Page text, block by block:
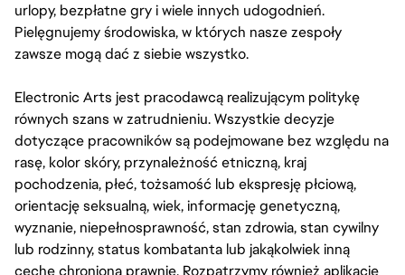
urlopy, bezpłatne gry i wiele innych udogodnień.
Pielęgnujemy środowiska, w których nasze zespoły
zawsze mogą dać z siebie wszystko.
Electronic Arts jest pracodawcą realizującym politykę
równych szans w zatrudnieniu. Wszystkie decyzje
dotyczące pracowników są podejmowane bez względu na
rasę, kolor skóry, przynależność etniczną, kraj
pochodzenia, płeć, tożsamość lub ekspresję płciową,
orientację seksualną, wiek, informację genetyczną,
wyznanie, niepełnosprawność, stan zdrowia, stan cywilny
lub rodzinny, status kombatanta lub jakąkolwiek inną
cechę chronioną prawnie. Rozpatrzymy również aplikacje